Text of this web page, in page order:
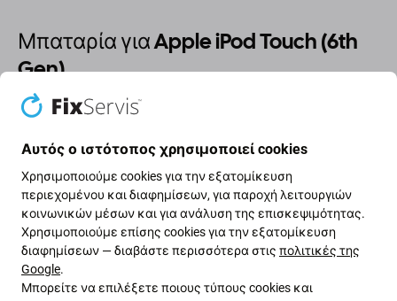
Μπαταρία για Apple iPod Touch (6th
Gen)
Εάν η μπαταρία στο Apple iPod Touch (6th Gen) έχει
φουσκώσει ή έχει χάσει χωρητικότητα, πρέπει να
αντικατασταθεί.
Πότε πρέπει να αντικαταστήσετε την μπαταρία;
η μπαταρία είναι φουσκωμένη
η συσκευή αποφορτίζεται γρήγορα
η συσκευή υπερθερμαίνεται
Αυτός ο ιστότοπος χρησιμοποιεί cookies
Χρησιμοποιούμε cookies για την εξατομίκευση
περιεχομένου και διαφημίσεων, για παροχή λειτουργιών
κοινωνικών μέσων και για ανάλυση της επισκεψιμότητας.
Χρησιμοποιούμε επίσης cookies για την εξατομίκευση
διαφημίσεων — διαβάστε περισσότερα στις πολιτικές της
Google.
Μπορείτε να επιλέξετε ποιους τύπους cookies και